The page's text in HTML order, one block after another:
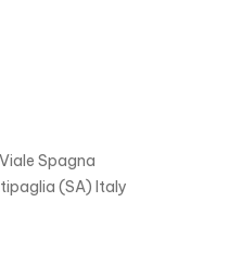
Spagna
(SA) Italy